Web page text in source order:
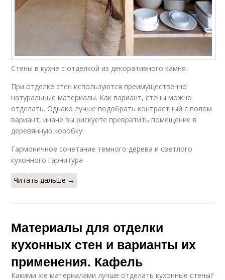
Стены в кухне с отделкой из декоративного камня
При отделке стен используются преимущественно
натуральные материалы. Как вариант, стены можно
отделать. Однако лучше подобрать контрастный с полом
вариант, иначе вы рискуете превратить помещение в
деревянную коробку.
Гармоничное сочетание темного дерева и светлого
кухонного гарнитура
Читать дальше →
Материалы для отделки
кухонных стен и варианты их
применения. Кафель
Какими же материалами лучше отделать кухонные стены?